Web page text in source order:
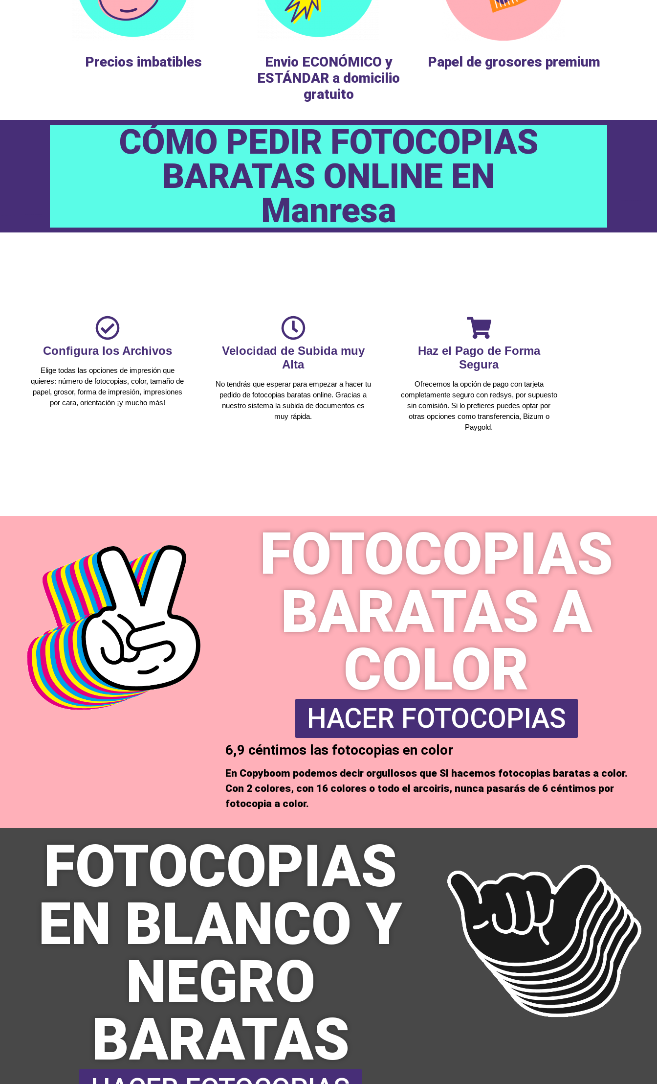
Precios imbatibles
Envio ECONÓMICO y
ESTÁNDAR a domicilio
gratuito
Papel de grosores premium
CÓMO PEDIR FOTOCOPIAS
BARATAS ONLINE EN
Manresa
Configura los Archivos
Elige todas las opciones de impresión que
quieres: número de fotocopias, color, tamaño de
papel, grosor, forma de impresión, impresiones
por cara, orientación ¡y mucho más!
Velocidad de Subida muy
Alta
No tendrás que esperar para empezar a hacer tu
pedido de fotocopias baratas online. Gracias a
nuestro sistema la subida de documentos es
muy rápida.
Haz el Pago de Forma
Segura
Ofrecemos la opción de pago con tarjeta
completamente seguro con redsys, por supuesto
sin comisión. Si lo prefieres puedes optar por
otras opciones como transferencia, Bizum o
Paygold.
FOTOCOPIAS
BARATAS A
COLOR
HACER FOTOCOPIAS
6,9 céntimos las fotocopias en color
En Copyboom podemos decir orgullosos que SI hacemos fotocopias baratas a color.
Con 2 colores, con 16 colores o todo el arcoiris, nunca pasarás de 6 céntimos por
fotocopia a color.
FOTOCOPIAS
EN BLANCO Y
NEGRO
BARATAS